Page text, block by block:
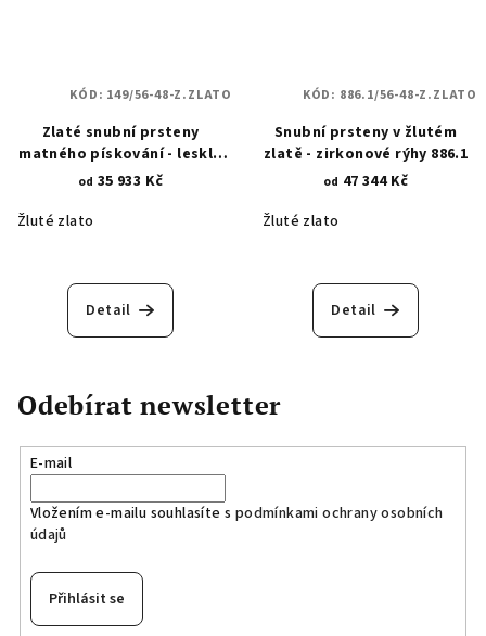
Zlaté snubní prsteny
matného pískování - lesklá
povrchová úprava - linie 149
od 35 933 Kč
Žluté zlato
Detail
KÓD: 149/56-48-Z.ZLATO
Snubní prsteny v žlutém
zlatě - zirkonové rýhy 886.1
od 47 344 Kč
Žluté zlato
Detail
KÓD: 886.1/56-48-Z.ZLATO
Odebírat newsletter
E-mail
Vložením e-mailu souhlasíte s podmínkami ochrany osobních
údajů
Přihlásit se